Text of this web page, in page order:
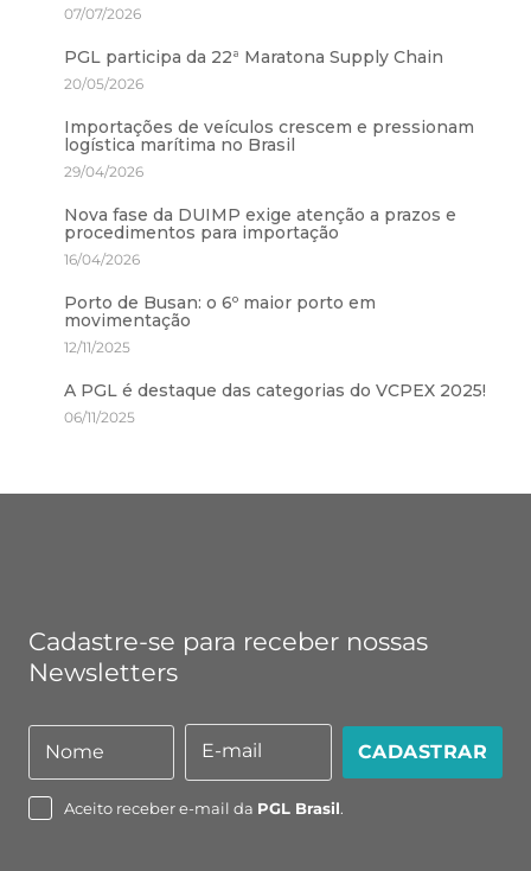
07/07/2026
PGL participa da 22ª Maratona Supply Chain
20/05/2026
Importações de veículos crescem e pressionam
logística marítima no Brasil
29/04/2026
Nova fase da DUIMP exige atenção a prazos e
procedimentos para importação
16/04/2026
Porto de Busan: o 6º maior porto em
movimentação
12/11/2025
A PGL é destaque das categorias do VCPEX 2025!
06/11/2025
Cadastre-se para receber nossas
Newsletters
Nome
Nome
mail
E-mail CADASTRAR
Aceito receber e-mail da PGL Brasil.